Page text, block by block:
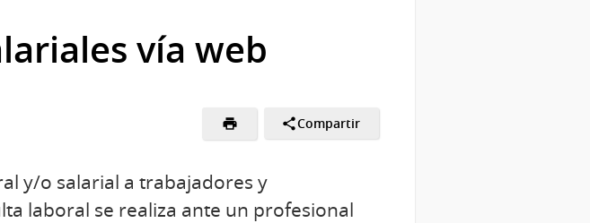
vía web
Compartir
y/o salarial a trabajadores y
laboral se realiza ante un profesional